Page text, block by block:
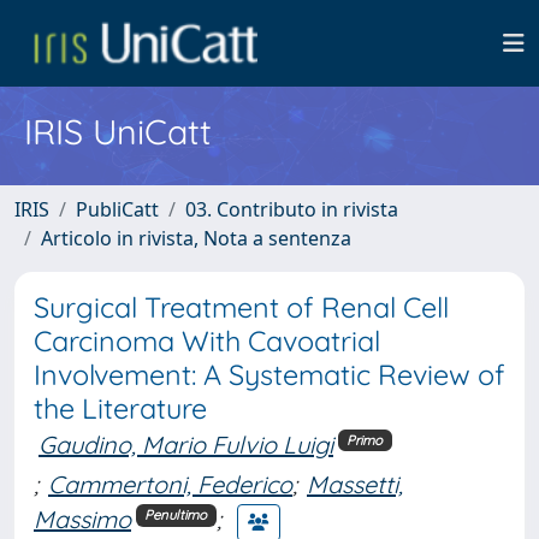
IRIS UniCatt
IRIS PubliCatt
03. Contributo in rivista
Articolo in rivista, Nota a sentenza
Surgical Treatment of Renal Cell
Carcinoma With Cavoatrial
Involvement: A Systematic Review of
the Literature
Gaudino, Mario Fulvio Luigi Primo
; Cammertoni, Federico; Massetti,
Massimo
Penultimo ;